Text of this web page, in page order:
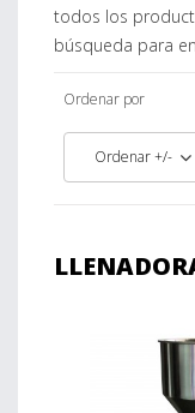
todos los
búsqueda para
Ordenar por
Ordenar +/-